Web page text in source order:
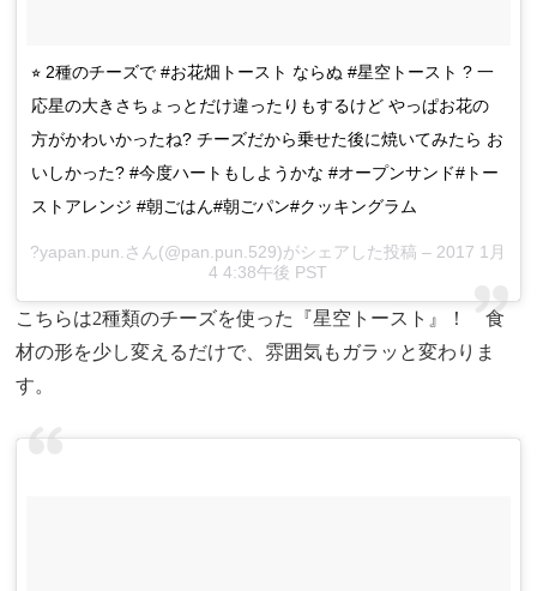
⭐︎ 2種のチーズで #お花畑トースト ならぬ #星空トースト ? 一
応星の大きさちょっとだけ違ったりもするけど やっぱお花の
方がかわいかったね? チーズだから乗せた後に焼いてみたら お
いしかった? #今度ハートもしようかな #オープンサンド#トー
ストアレンジ #朝ごはん#朝ごパン#クッキングラム
?yapan.pun.さん(@pan.pun.529)がシェアした投稿 – 2017 1月
4 4:38午後 PST
こちらは2種類のチーズを使った『星空トースト』！ 食
材の形を少し変えるだけで、雰囲気もガラッと変わりま
す。